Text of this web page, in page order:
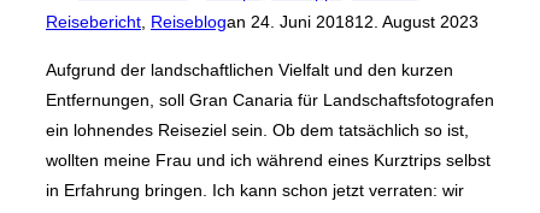
Reisebericht, Reiseblogan Veröffentlicht
24. Juni 201812. August 2023
Aufgrund der landschaftlichen Vielfalt und den kurzen
Entfernungen, soll Gran Canaria für Landschaftsfotografen
ein lohnendes Reiseziel sein. Ob dem tatsächlich so ist,
wollten meine Frau und ich während eines Kurztrips selbst
in Erfahrung bringen. Ich kann schon jetzt verraten: wir